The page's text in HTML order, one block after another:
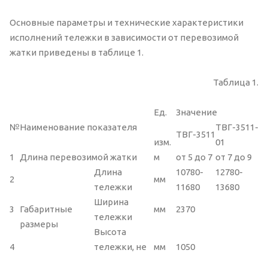
Основные параметры и технические характеристики
исполнений тележки в зависимости от перевозимой
жатки приведены в таблице 1.
Таблица 1.
№Наименование показателя
Ед.
изм.
Значение
ТВГ-3511
ТВГ-3511-
01
1
Длина перевозимой жатки м от 5 до 7 от 7 до 9
2
Габаритные
размеры
Длина
тележки
мм
10780-
11680
12780-
13680
3
Ширина
тележки
мм 2370
4
Высота
тележки, не
мм 1050